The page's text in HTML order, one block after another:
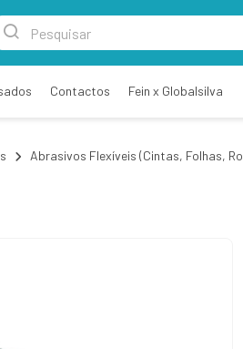
Contactos Fein x Globalsilva
Abrasivos Flexíveis (Cintas, Folhas,